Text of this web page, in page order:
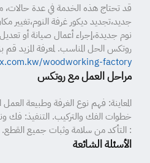
قد تحتاج هذه الخدمة في عدة حالات،
جديد،تجديد ديكور غرفة النوم،تغيير
نوم جديدة،إجراء أعمال صيانة أو
روتكس الحل المناسب. لمعرفة المزيد قم
woodworking-factory/
مراحل العمل مع روتكس
المعاينة: فهم نوع الغرفة وطبيعة
خطوات الفك والتركيب. التنفيذ: فك
: التأكد من سلامة وثبات جميع القطع.
الأسئلة الشائعة